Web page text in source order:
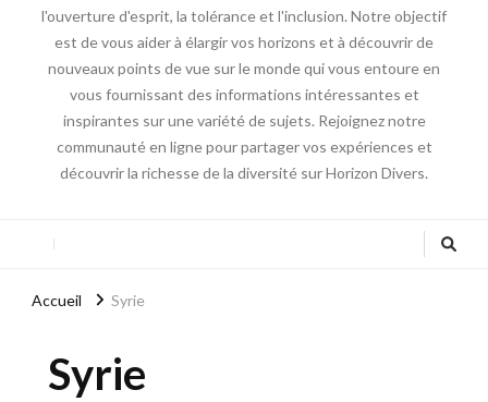
l'ouverture d'esprit, la tolérance et l'inclusion. Notre objectif
est de vous aider à élargir vos horizons et à découvrir de
nouveaux points de vue sur le monde qui vous entoure en
vous fournissant des informations intéressantes et
inspirantes sur une variété de sujets. Rejoignez notre
communauté en ligne pour partager vos expériences et
découvrir la richesse de la diversité sur Horizon Divers.
Accueil Syrie
Syrie